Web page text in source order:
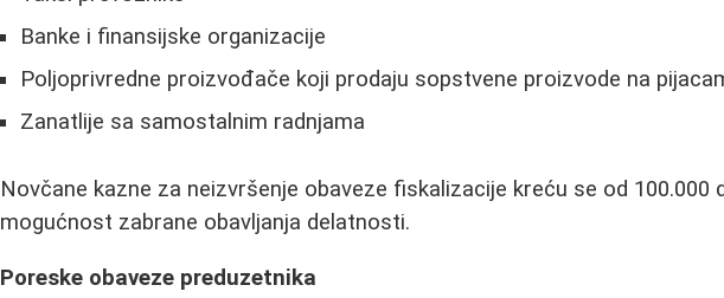
Banke i finansijske organizacije
Poljoprivredne proizvođače koji prodaju sopstvene proizvode na
Zanatlije sa samostalnim radnjama
Novčane kazne za neizvršenje obaveze fiskalizacije kreću se od 100.000
mogućnost zabrane obavljanja delatnosti.
Poreske obaveze preduzetnika